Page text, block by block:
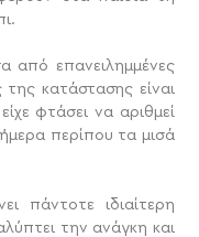
από επανειλημμένες
κατάστασης είναι
φτάσει να αριθμεί
περίπου τα μισά
πάντοτε ιδιαίτερη
την ανάγκη και